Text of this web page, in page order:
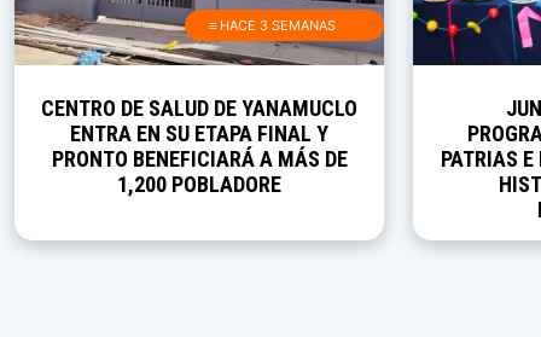
≡ HACE 3 SEMANAS
CENTRO DE SALUD DE YANAMUCLO
ENTRA EN SU ETAPA FINAL Y
PRONTO BENEFICIARÁ A MÁS DE
1,200 POBLADORE
PATRIAS